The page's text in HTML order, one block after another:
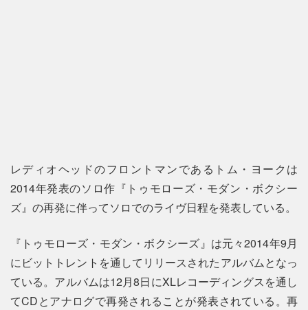
レディオヘッドのフロントマンであるトム・ヨークは
2014年発表のソロ作『トゥモローズ・モダン・ボクシー
ズ』の再発に伴ってソロでのライヴ日程を発表している。
『トゥモローズ・モダン・ボクシーズ』は元々2014年9月
にビットトレントを通してリリースされたアルバムとなっ
ている。アルバムは12月8日にXLレコーディングスを通し
てCDとアナログで再発されることが発表されている。再